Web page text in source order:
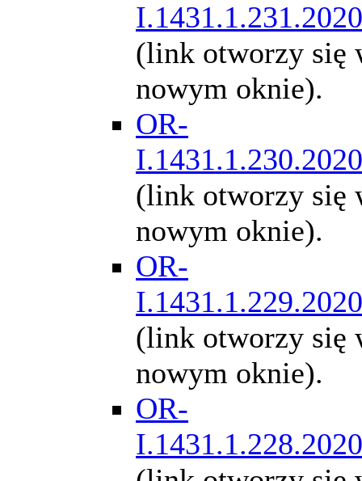
I.1431.1.231.2020
(link otworzy się
nowym oknie).
OR-
I.1431.1.230.2020
(link otworzy się
nowym oknie).
OR-
I.1431.1.229.2020
(link otworzy się
nowym oknie).
OR-
I.1431.1.228.2020